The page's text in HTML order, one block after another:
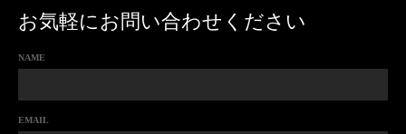
お気軽にお問い合わせください
NAME
EMAIL